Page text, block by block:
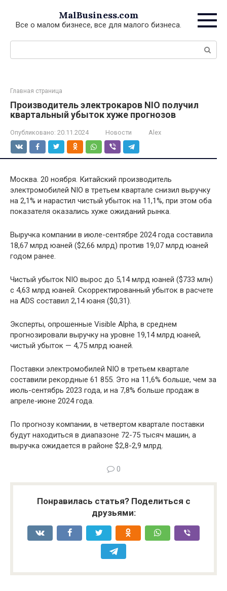
контенту
MalBusiness.com
Все о малом бизнесе, все для малого бизнеса.
Поиск:
Главная страница
Производитель электрокаров NIO получил
квартальный убыток хуже прогнозов
Опубликовано: 20.11.2024 Новости Alex
Москва. 20 ноября. Китайский производитель
электромобилей NIO в третьем квартале снизил выручку
на 2,1% и нарастил чистый убыток на 11,1%, при этом оба
показателя оказались хуже ожиданий рынка.
Выручка компании в июле-сентябре 2024 года составила
18,67 млрд юаней ($2,66 млрд) против 19,07 млрд юаней
годом ранее.
Чистый убыток NIO вырос до 5,14 млрд юаней ($733 млн)
с 4,63 млрд юаней. Скорректированный убыток в расчете
на ADS составил 2,14 юаня ($0,31).
Эксперты, опрошенные Visible Alpha, в среднем
прогнозировали выручку на уровне 19,14 млрд юаней,
чистый убыток — 4,75 млрд юаней.
Поставки электромобилей NIO в третьем квартале
составили рекордные 61 855. Это на 11,6% больше, чем за
июль-сентябрь 2023 года, и на 7,8% больше продаж в
апреле-июне 2024 года.
По прогнозу компании, в четвертом квартале поставки
будут находиться в диапазоне 72-75 тысяч машин, а
выручка ожидается в районе $2,8-2,9 млрд.
0
Понравилась статья? Поделиться с
друзьями: